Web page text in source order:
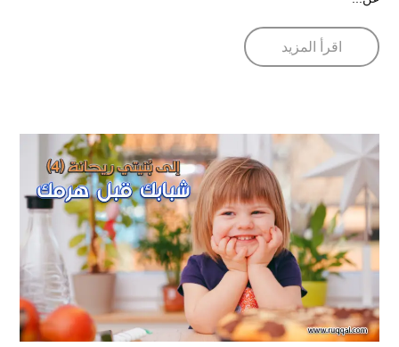
اقرأ المزيد